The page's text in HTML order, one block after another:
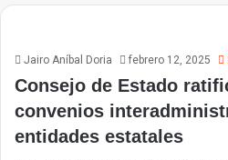
Jairo Aníbal Doria febrero 12, 2025
Consejo de Estado
convenios
entidades estatales